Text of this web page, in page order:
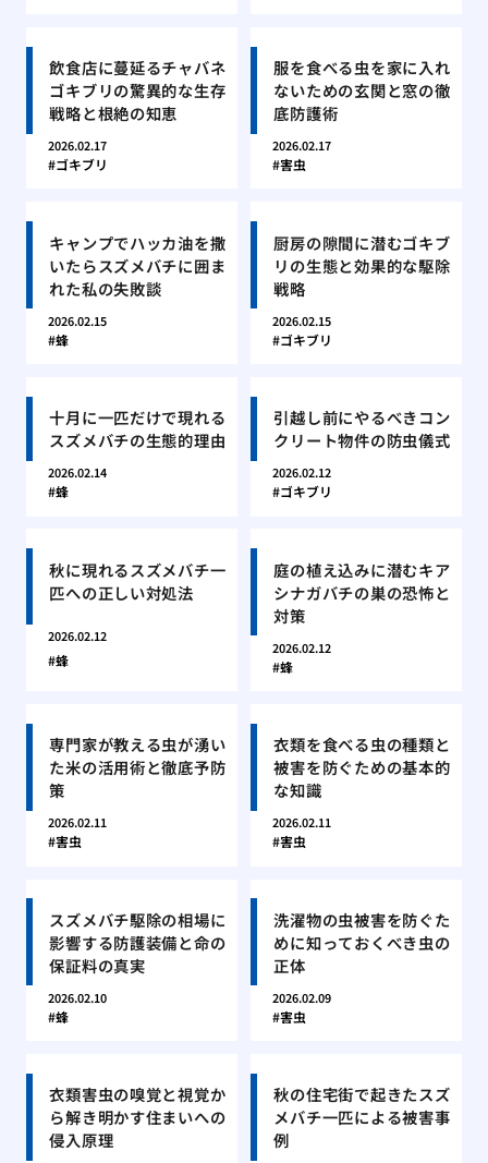
飲食店に蔓延るチャバネ
ゴキブリの驚異的な生存
戦略と根絶の知恵
2026.02.17
ゴキブリ
服を食べる虫を家に入れ
ないための玄関と窓の徹
底防護術
2026.02.17
害虫
キャンプでハッカ油を撒
いたらスズメバチに囲ま
れた私の失敗談
2026.02.15
蜂
厨房の隙間に潜むゴキブ
リの生態と効果的な駆除
戦略
2026.02.15
ゴキブリ
十月に一匹だけで現れる
スズメバチの生態的理由
2026.02.14
蜂
引越し前にやるべきコン
クリート物件の防虫儀式
2026.02.12
ゴキブリ
秋に現れるスズメバチ一
匹への正しい対処法
2026.02.12
蜂
庭の植え込みに潜むキア
シナガバチの巣の恐怖と
対策
2026.02.12
蜂
専門家が教える虫が湧い
た米の活用術と徹底予防
策
2026.02.11
害虫
衣類を食べる虫の種類と
被害を防ぐための基本的
な知識
2026.02.11
害虫
スズメバチ駆除の相場に
影響する防護装備と命の
保証料の真実
2026.02.10
蜂
洗濯物の虫被害を防ぐた
めに知っておくべき虫の
正体
2026.02.09
害虫
衣類害虫の嗅覚と視覚か
ら解き明かす住まいへの
侵入原理
秋の住宅街で起きたスズ
メバチ一匹による被害事
例